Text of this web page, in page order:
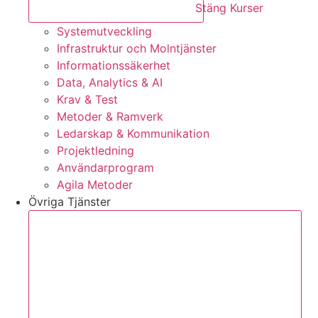
Stäng Kurser
Systemutveckling
Infrastruktur och Molntjänster
Informationssäkerhet
Data, Analytics & AI
Krav & Test
Metoder & Ramverk
Ledarskap & Kommunikation
Projektledning
Användarprogram
Agila Metoder
Övriga Tjänster